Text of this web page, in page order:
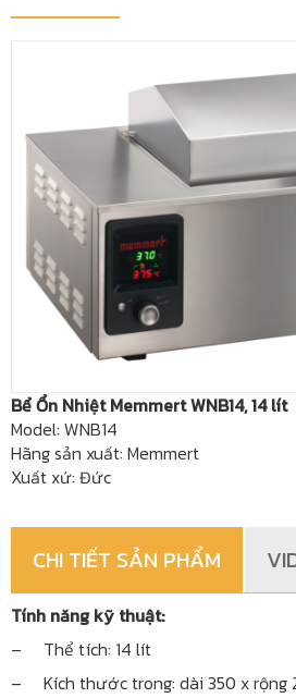
Bể Ổn Nhiệt Memmert WNB14, 14 lít
Model: WNB14
Hãng sản xuất: Memmert
Xuất xứ: Đức
CHI TIẾT SẢN PHẨM
Tính năng kỹ thuật:
– Thể tích: 14 lít
– Kích thước trong: dài 350 x rộng